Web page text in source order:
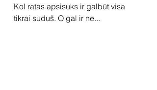
Kol ratas apsisuks ir galbūt visa
tikrai suduš. O gal ir ne...